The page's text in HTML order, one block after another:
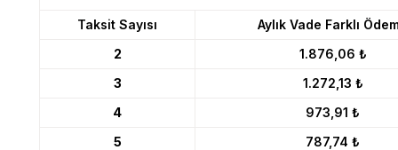
Taksit Sayısı Aylık Vade Farklı
2
1.876,06 ₺
3
1.272,13 ₺
4
973,91 ₺
5
787,74 ₺